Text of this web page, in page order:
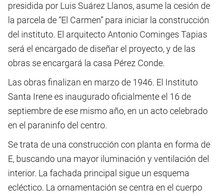
presidida por Luis Suárez Llanos, asume la cesión de
la parcela de “El Carmen” para iniciar la construcción
del instituto. El arquitecto Antonio Cominges Tapias
será el encargado de diseñar el proyecto, y de las
obras se encargará la casa Pérez Conde.
Las obras finalizan en marzo de 1946. El Instituto
Santa Irene es inaugurado oficialmente el 16 de
septiembre de ese mismo año, en un acto celebrado
en el paraninfo del centro.
Se trata de una construcción con planta en forma de
E, buscando una mayor iluminación y ventilación del
interior. La fachada principal sigue un esquema
ecléctico. La ornamentación se centra en el cuerpo